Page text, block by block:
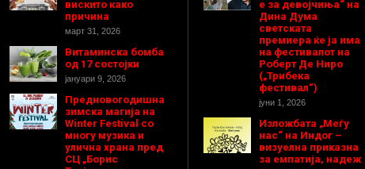
вискито како
причина
март 31, 2026
Витаминска бомба
од 17 состојки
јануари 9, 2026
Предновогодишнa
зимска магија на
Winter Festival со
многу музика и
улична храна пред
СЦ „Борис
е за девојчиња“ на
Дина Дума
светската
премиера ќе ја има
на фестивалот на
Роберт Де Ниро
(„Трибека
фестивал“)
јуни 1, 2026
Изложбата „Меѓу
нас“ на Индог –
визуелна приказна
за емпатија, надеж